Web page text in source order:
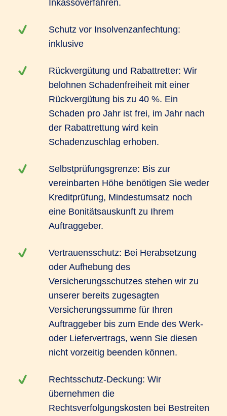
Inkassoverfahren.
Schutz vor Insolvenzanfechtung:
inklusive
Rückvergütung und Rabattretter: Wir
belohnen Schadenfreiheit mit einer
Rückvergütung bis zu 40 %. Ein
Schaden pro Jahr ist frei, im Jahr nach
der Rabattrettung wird kein
Schadenzuschlag erhoben.
Selbstprüfungsgrenze: Bis zur
vereinbarten Höhe benötigen Sie weder
Kreditprüfung, Mindestumsatz noch
eine Bonitätsauskunft zu Ihrem
Auftraggeber.
Vertrauensschutz: Bei Herabsetzung
oder Aufhebung des
Versicherungsschutzes stehen wir zu
unserer bereits zugesagten
Versicherungssumme für Ihren
Auftraggeber bis zum Ende des Werk-
oder Liefervertrags, wenn Sie diesen
nicht vorzeitig beenden können.
Rechtsschutz-Deckung: Wir
übernehmen die
Rechtsverfolgungskosten bei Bestreiten